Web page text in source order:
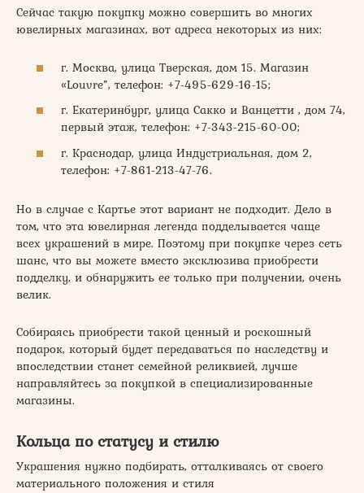
Сейчас такую покупку можно совершить во многих
ювелирных магазинах, вот адреса некоторых из них:
г. Москва, улица Тверская, дом 15. Магазин
«Louvre”, телефон: +7-495-629-16-15;
г. Екатеринбург, улица Сакко и Ванцетти , дом 74,
первый этаж, телефон: +7-343-215-60-00;
г. Краснодар, улица Индустриальная, дом 2,
телефон: +7-861-213-47-76.
Но в случае с Картье этот вариант не подходит. Дело в
том, что эта ювелирная легенда подделывается чаще
всех украшений в мире. Поэтому при покупке через сеть
шанс, что вы можете вместо эксклюзива приобрести
подделку, и обнаружить ее только при получении, очень
велик.
Собираясь приобрести такой ценный и роскошный
подарок, который будет передаваться по наследству и
впоследствии станет семейной реликвией, лучше
направляйтесь за покупкой в специализированные
магазины.
Кольца по статусу и стилю
Украшения нужно подбирать, отталкиваясь от своего
материального положения и стиля